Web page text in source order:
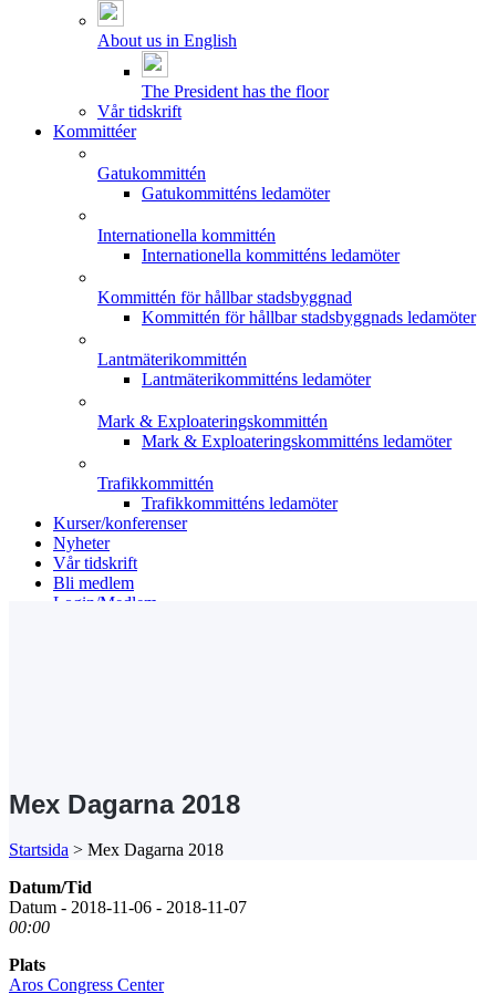
About us in English
The President has the floor
Vår tidskrift
Kommittéer
Gatukommittén
Gatukommitténs ledamöter
Internationella kommittén
Internationella kommitténs ledamöter
Kommittén för hållbar stadsbyggnad
Kommittén för hållbar stadsbyggnads ledamöter
Lantmäterikommittén
Lantmäterikommitténs ledamöter
Mark & Exploateringskommittén
Mark & Exploateringskommitténs ledamöter
Trafikkommittén
Trafikkommitténs ledamöter
Kurser/konferenser
Nyheter
Vår tidskrift
Bli medlem
Login/Medlem
Mex Dagarna 2018
Startsida > Mex Dagarna 2018
Datum/Tid
Datum - 2018-11-06 - 2018-11-07
00:00
Plats
Aros Congress Center